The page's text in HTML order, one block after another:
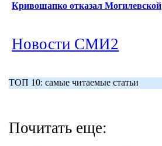
Кривошапко отказал Могилевской
Новости СМИ2
ТОП 10: самые читаемые статьи
Почитать еще: